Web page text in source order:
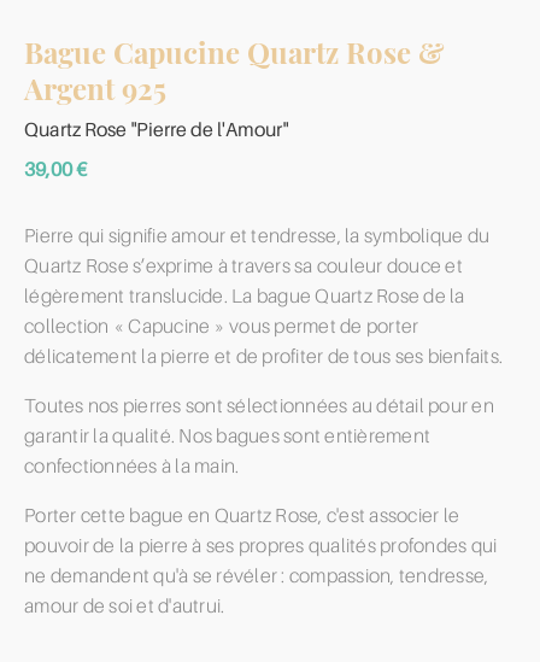
Bague Capucine Quartz Rose &
Argent 925
Quartz Rose "Pierre de l'Amour"
39,00€
Pierre qui signifie amour et tendresse, la symbolique du
Quartz Rose s’exprime à travers sa couleur douce et
légèrement translucide. La bague Quartz Rose de la
collection « Capucine » vous permet de porter
délicatement la pierre et de profiter de tous ses bienfaits.
Toutes nos pierres sont sélectionnées au détail pour en
garantir la qualité. Nos bagues sont entièrement
confectionnées à la main.
Porter cette bague en Quartz Rose, c'est associer le
pouvoir de la pierre à ses propres qualités profondes qui
ne demandent qu'à se révéler : compassion, tendresse,
amour de soi et d'autrui.